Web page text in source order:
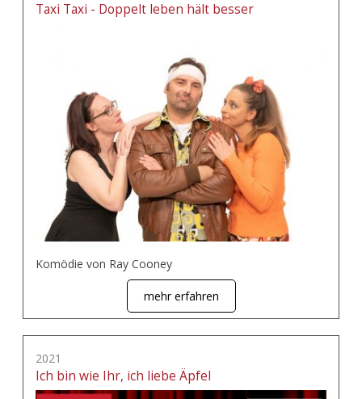
Taxi Taxi - Doppelt leben hält besser
Komödie von Ray Cooney
mehr erfahren
2021
Ich bin wie Ihr, ich liebe Äpfel